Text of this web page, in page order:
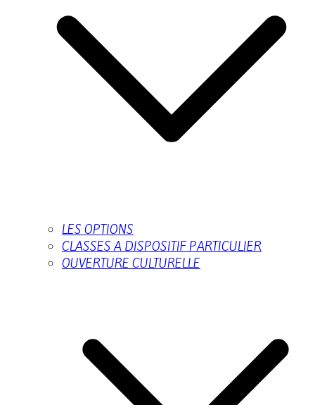
LES OPTIONS
CLASSES A DISPOSITIF PARTICULIER
OUVERTURE CULTURELLE